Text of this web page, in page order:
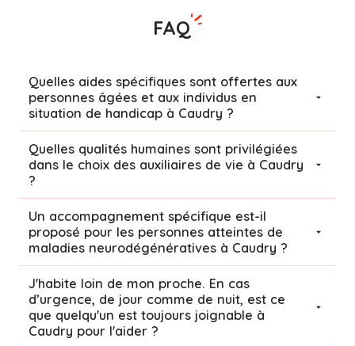
FAQ
Quelles aides spécifiques sont offertes aux
personnes âgées et aux individus en
situation de handicap à Caudry ?
Quelles qualités humaines sont privilégiées
dans le choix des auxiliaires de vie à Caudry
?
Un accompagnement spécifique est-il
proposé pour les personnes atteintes de
maladies neurodégénératives à Caudry ?
J'habite loin de mon proche. En cas
d’urgence, de jour comme de nuit, est ce
que quelqu'un est toujours joignable à
Caudry pour l'aider ?